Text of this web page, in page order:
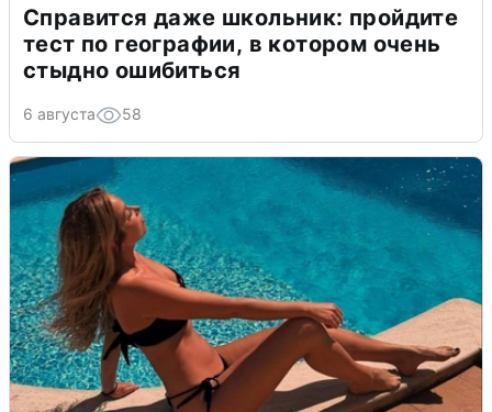
Справится даже школьник: пройдите
тест по географии, в котором очень
стыдно ошибиться
6 августа 58